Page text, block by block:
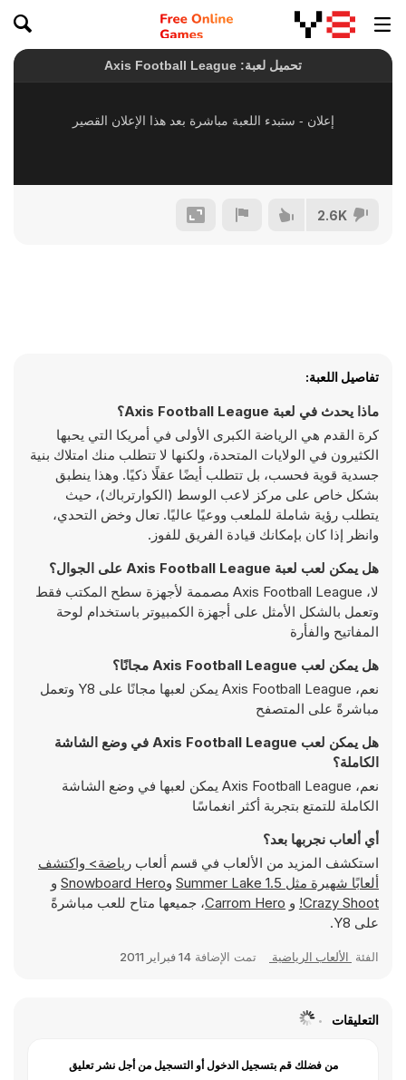
2.6K
تفاصيل اللعبة:
ماذا يحدث في لعبة Axis Football League؟
كرة القدم هي الرياضة الكبرى الأولى في أمريكا التي يحبها
الكثيرون في الولايات المتحدة، ولكنها لا تتطلب منك امتلاك بنية
جسدية قوية فحسب، بل تتطلب أيضًا عقلًا ذكيًا. وهذا ينطبق
بشكل خاص على مركز لاعب الوسط (الكوارترباك)، حيث
يتطلب رؤية شاملة للملعب ووعيًا عاليًا. تعال وخض التحدي،
وانظر إذا كان بإمكانك قيادة الفريق للفوز.
هل يمكن لعب لعبة Axis Football League على الجوال؟
لا، Axis Football League مصممة لأجهزة سطح المكتب فقط
وتعمل بالشكل الأمثل على أجهزة الكمبيوتر باستخدام لوحة
المفاتيح والفأرة
هل يمكن لعب Axis Football League مجانًا؟
نعم، Axis Football League يمكن لعبها مجانًا على Y8 وتعمل
مباشرةً على المتصفح
هل يمكن لعب Axis Football League في وضع الشاشة
الكاملة؟
نعم، Axis Football League يمكن لعبها في وضع الشاشة
الكاملة للتمتع بتجربة أكثر انغماسًا
أي ألعاب نجربها بعد؟
استكشف المزيد من الألعاب في قسم ألعاب
رياضة> واكتشف
ألعابًا شهيرة مثل Summer Lake 1.5 وSnowboard Hero و
Crazy Shoot! و Carrom Hero، جميعها متاح للعب مباشرةً
على Y8.
الفئة الألعاب الرياضية تمت الإضافة 14 فبراير 2011
التعليقات
من فضلك قم بتسجيل الدخول أو التسجيل من أجل نشر تعليق